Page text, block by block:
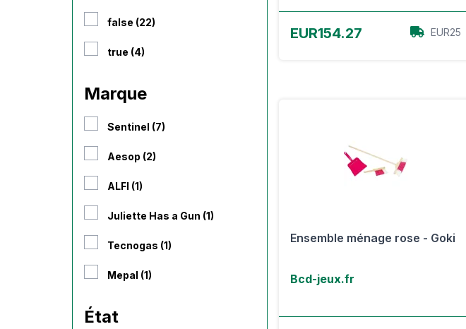
false (22)
true (4)
Marque
Sentinel (7)
Aesop (2)
ALFI (1)
Juliette Has a Gun (1)
Tecnogas (1)
Mepal (1)
État
EUR154.27 EUR25
Ensemble ménage rose - Goki
Bcd-jeux.fr